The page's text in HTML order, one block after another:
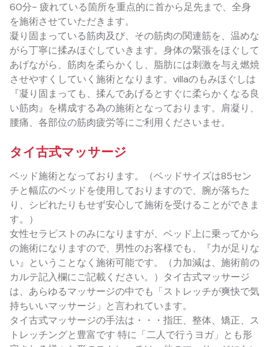
60分~ 疲れている箇所を重点的に首から足先まで、全身
を施術させていただきます。
凝り固まっている筋肉及び、その筋肉の関連筋を、温めな
がら丁寧に揉みほぐしていきます。身体の緊張をほぐして
あげながら、筋肉を柔らかくし、脂肪には刺激を与え燃焼
させやすくしていく施術となります。villaのもみほぐしは
『凝り固まっても、揉んであげるとすぐに柔らかくなる良
い筋肉』を構成する為の施術となっております。肩凝り、
腰痛、各部位の筋肉疲労等にご利用くださいませ。
タイ古式マッサージ
ベッド施術となっております。（ベッドサイズは85セン
チと幅広のベッドを使用しておりますので、腕が落ちた
り、シビれたりもせず安心して施術を受けることができま
す。）
女性セラピストのみになりますが、ベッド上に乗ってから
の施術になりますので、男性のお客様でも、『力が足りな
い』ということなく施術可能です。（力加減は、施術前の
カルテ記入欄にご記載ください。）タイ古式マッサージ
は、あらゆるマッサージの中でも「ストレッチが爽快で気
持ちいいマッサージ」と言われています。
タイ古式マッサージの手法は・・・指圧、整体、矯正、ス
トレッチングと豊富です 特に「二人で行うヨガ」とも形